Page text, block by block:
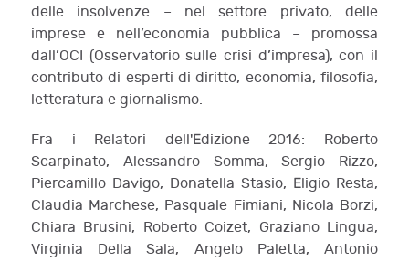
delle insolvenze – nel settore privato, delle
imprese e nell’economia pubblica – promossa
dall’OCI (Osservatorio sulle crisi d’impresa), con il
contributo di esperti di diritto, economia, filosofia,
letteratura e giornalismo.
Fra i Relatori dell'Edizione 2016: Roberto
Scarpinato, Alessandro Somma, Sergio Rizzo,
Piercamillo Davigo, Donatella Stasio, Eligio Resta,
Claudia Marchese, Pasquale Fimiani, Nicola Borzi,
Chiara Brusini, Roberto Coizet, Graziano Lingua,
Virginia Della Sala, Angelo Paletta, Antonio